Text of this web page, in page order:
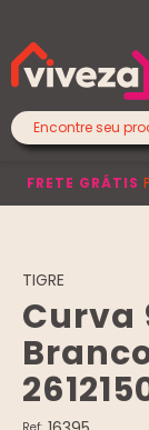
FRETE GRÁTIS
TIGRE
Curva